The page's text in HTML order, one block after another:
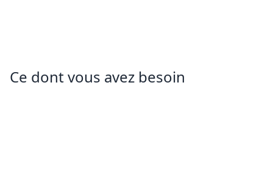
Ce dont vous avez besoin